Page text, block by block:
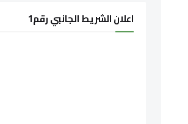
اعلان الشريط الجانبي رقم1